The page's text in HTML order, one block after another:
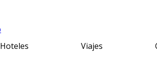
Hoteles Viajes